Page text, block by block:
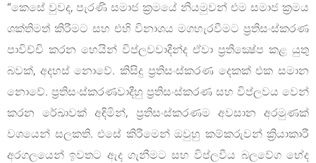
“කෙසේ වුවද, පැරණි සමාජ ක්‍රමයේ නියමුවන් එම සමාජ ක්‍රමය
ශක්තිමත් කිරීමට සහ එහි විනාශය මගහැරවීමට ප්‍රතිසංස්කරණ
පාවිච්චි කරන හෙයින් විප්ලවවාදීන්ද ඒවා ප්‍රතික්‍ෂේප කළ යුතු
බවක්, අදහස් නොවේ. කිසිදු ප්‍රතිසංස්කරණ දෙකක් එක සමාන
නොවේ. ප්‍රතිසංස්කරණවාදීහු ප්‍රතිසංස්කරණ සහ විප්ලවය වෙන්
කරන රේඛාවක් අඳිමින්, ප්‍රතිසංස්කරණම අවසාන අරමුණක්
වශයෙන් සලකති. එසේ කිරීමෙන් ඔවුහු කම්කරුවන් ක්‍රියාකාරී
අරගලයෙන් ඉවතට ඇද ගැනීමට සහ විප්ලවීය බලවේග භේද